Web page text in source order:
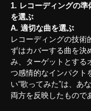
1. レコーディングの準
を選ぶ
A. 適切な曲を選ぶ
レコーディングの技術
ずはカバーする曲を決
み、ターゲットとする
つ感情的なインパクト
い“歌ってみた”は、あ
両方を反映したもので